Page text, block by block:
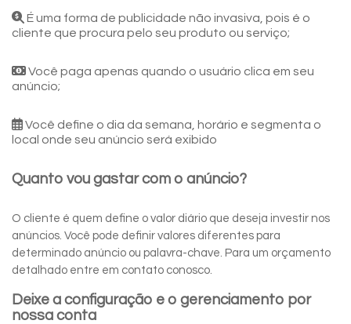
É uma forma de publicidade não invasiva, pois é o
cliente que procura pelo seu produto ou serviço;
Você paga apenas quando o usuário clica em seu
anúncio;
Você define o dia da semana, horário e segmenta o
local onde seu anúncio será exibido
Quanto vou gastar com o anúncio?
O cliente é quem define o valor diário que deseja investir nos
anúncios. Você pode definir valores diferentes para
determinado anúncio ou palavra-chave. Para um orçamento
detalhado entre em contato conosco.
Deixe a configuração e o gerenciamento por
nossa conta